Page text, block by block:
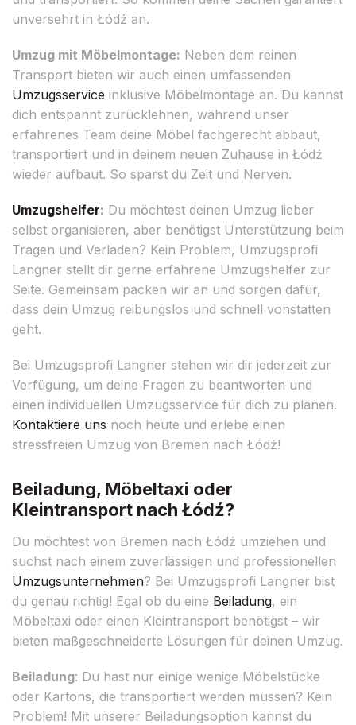
unversehrt in Łódź an.
Umzug mit Möbelmontage: Neben dem reinen
Transport bieten wir auch einen umfassenden
Umzugsservice inklusive Möbelmontage an. Du kannst
dich entspannt zurücklehnen, während unser
erfahrenes Team deine Möbel fachgerecht abbaut,
transportiert und in deinem neuen Zuhause in Łódź
wieder aufbaut. So sparst du Zeit und Nerven.
Umzugshelfer: Du möchtest deinen Umzug lieber
selbst organisieren, aber benötigst Unterstützung beim
Tragen und Verladen? Kein Problem, Umzugsprofi
Langner stellt dir gerne erfahrene Umzugshelfer zur
Seite. Gemeinsam packen wir an und sorgen dafür,
dass dein Umzug reibungslos und schnell vonstatten
geht.
Bei Umzugsprofi Langner stehen wir dir jederzeit zur
Verfügung, um deine Fragen zu beantworten und
einen individuellen Umzugsservice für dich zu planen.
Kontaktiere uns noch heute und erlebe einen
stressfreien Umzug von Bremen nach Łódź!
Beiladung, Möbeltaxi oder
Kleintransport nach Łódź?
Du möchtest von Bremen nach Łódź umziehen und
suchst nach einem zuverlässigen und professionellen
Umzugsunternehmen? Bei Umzugsprofi Langner bist
du genau richtig! Egal ob du eine Beiladung, ein
Möbeltaxi oder einen Kleintransport benötigst – wir
bieten maßgeschneiderte Lösungen für deinen Umzug.
Beiladung: Du hast nur einige wenige Möbelstücke
oder Kartons, die transportiert werden müssen? Kein
Problem! Mit unserer Beiladungsoption kannst du